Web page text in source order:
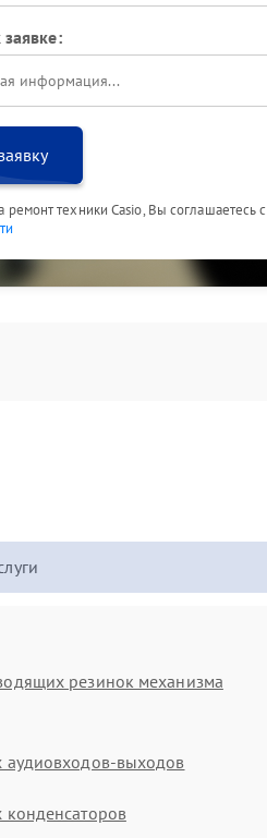
ремонт техники Casio, Вы соглашаетесь с
резинок механизма
аудиовходов-выходов
конденсаторов